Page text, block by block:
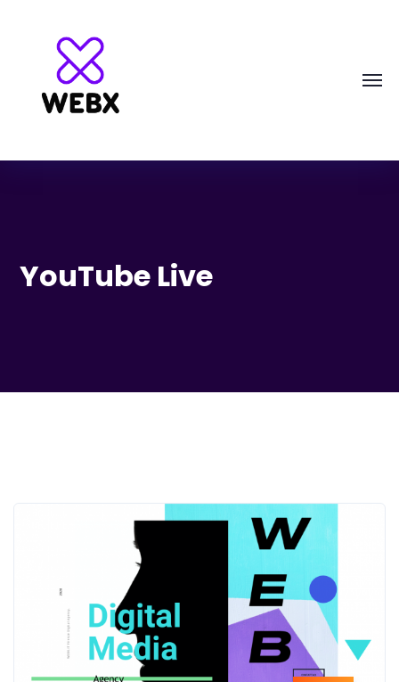
YouTube Live